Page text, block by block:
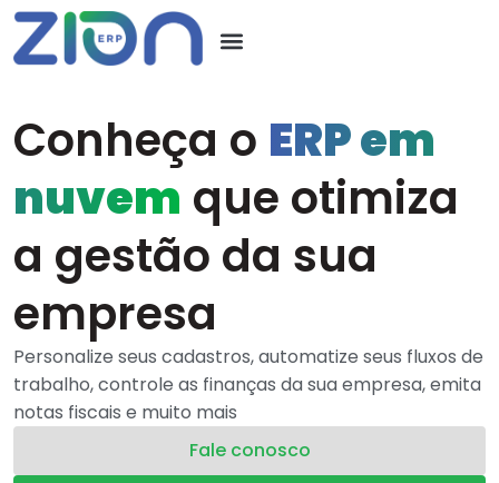
Conheça o ERP em
nuvem que otimiza
a gestão da sua
empresa
Personalize seus cadastros, automatize seus fluxos de
trabalho, controle as finanças da sua empresa, emita
notas fiscais e muito mais
Fale conosco